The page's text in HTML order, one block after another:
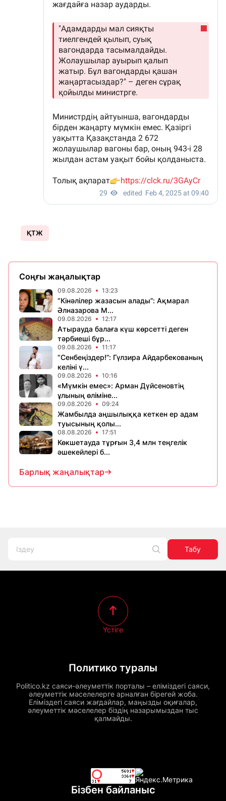
ҚТЖ
Соңғы жаңалықтар
09.08.2026 13:23
“Кінәлілер жазасын алады”: Ақмарал
Әлназарова М...
09.08.2026 12:17
Атырауда балаға күш көрсетті деген
тәрбиеші бұр...
09.08.2026 11:17
“Сенбеңіздер!”: Гүлзира Айдарбекованың
келіні ү...
09.08.2026 10:16
«Мүмкін емес»: Арман Дүйсеновтің
ұлының өліміне...
09.08.2026 09:24
Жамбылда аңшылыққа кеткен ер адам
туысының қолы...
08.08.2026 17:51
Көкшетауда тұрғын 3,4 млн теңгелік
әшекейлері б...
Барлық жаңалықтар
Табу
Политико туралы
Politico.kz саяси-әлеуметтік порталы – еліміздегі саяси,
әлеуметтік мәселелерге арналған бірегей жоба.
Еліміздегі саяси жағдайлар, маңызды оқиғалар,
әлеуметтік мәселелер біздің назарымыздан тыс
қалмайды.
Үстіге
Бізбен байланыс